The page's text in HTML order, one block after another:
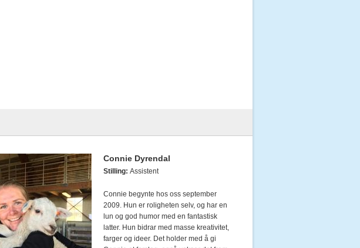
Connie Dyrendal
Stilling: Assistent
Connie begynte hos oss september
2009. Hun er roligheten selv, og har en
lun og god humor med en fantastisk
latter. Hun bidrar med masse kreativitet,
farger og ideer. Det holder med å gi